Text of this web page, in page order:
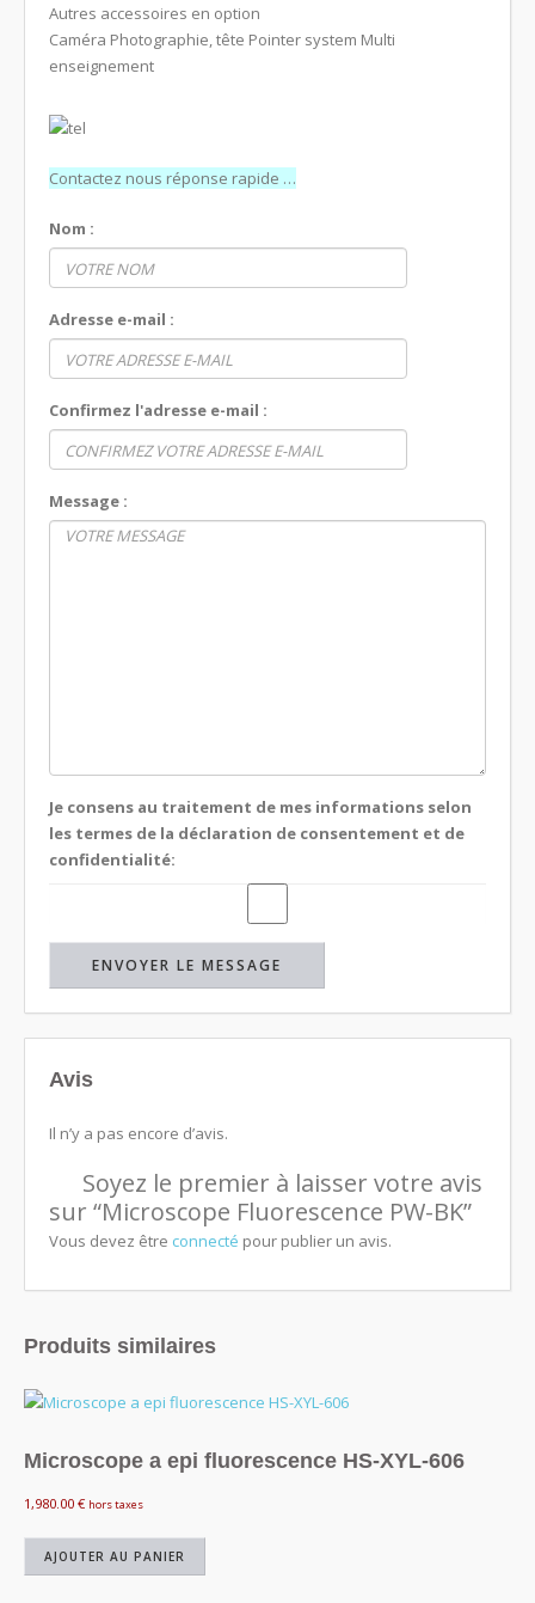
Autres accessoires en option
Caméra Photographie, tête Pointer system Multi
enseignement
Contactez nous réponse rapide …
Nom :
Adresse e-mail :
Confirmez l'adresse e-mail :
Message :
Je consens au traitement de mes informations selon
les termes de la déclaration de consentement et de
confidentialité:
Avis
Il n’y a pas encore d’avis.
Soyez le premier à laisser votre avis
sur “Microscope Fluorescence PW-BK”
Vous devez être connecté pour publier un avis.
Produits similaires
Microscope a epi fluorescence HS-XYL-606
1,980.00 € hors taxes
AJOUTER AU PANIER